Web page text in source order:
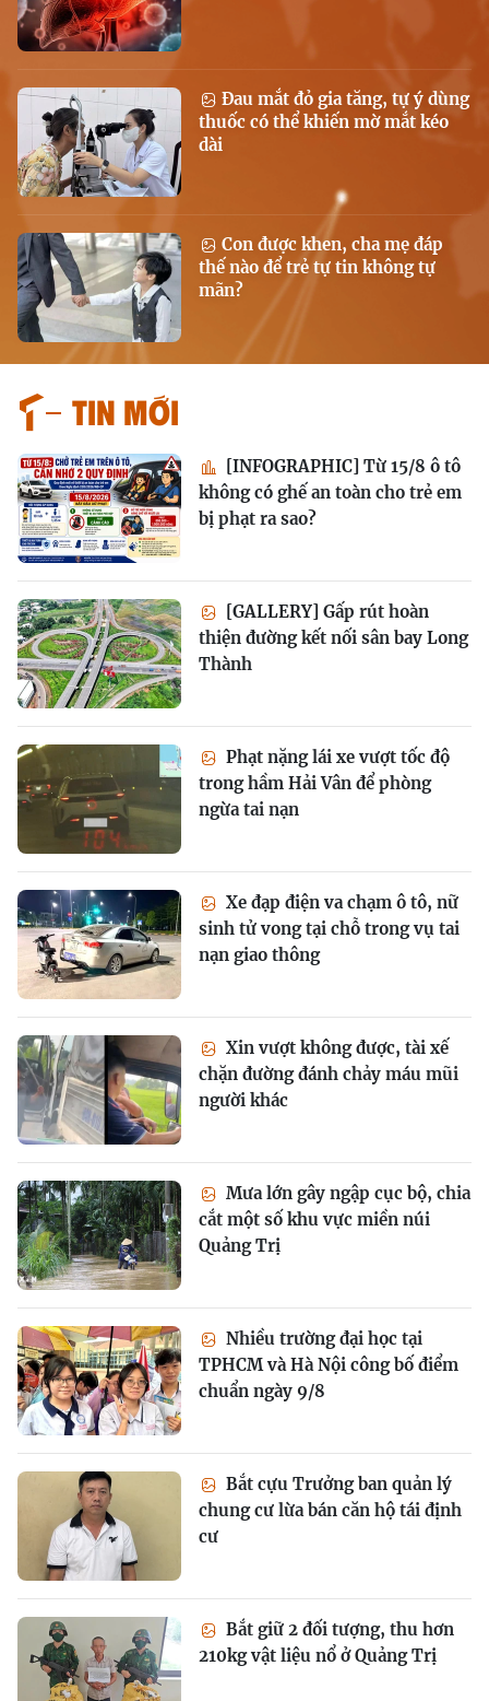
Đau mắt đỏ gia tăng, tự ý dùng
thuốc có thể khiến mờ mắt kéo
dài
Con được khen, cha mẹ đáp
thế nào để trẻ tự tin không tự
mãn?
Tin mới
[INFOGRAPHIC] Từ 15/8 ô tô
không có ghế an toàn cho trẻ em
bị phạt ra sao?
[GALLERY] Gấp rút hoàn
thiện đường kết nối sân bay Long
Thành
Phạt nặng lái xe vượt tốc độ
trong hầm Hải Vân để phòng
ngừa tai nạn
Xe đạp điện va chạm ô tô, nữ
sinh tử vong tại chỗ trong vụ tai
nạn giao thông
Xin vượt không được, tài xế
chặn đường đánh chảy máu mũi
người khác
Mưa lớn gây ngập cục bộ, chia
cắt một số khu vực miền núi
Quảng Trị
Nhiều trường đại học tại
TPHCM và Hà Nội công bố điểm
chuẩn ngày 9/8
Bắt cựu Trưởng ban quản lý
chung cư lừa bán căn hộ tái định
cư
Bắt giữ 2 đối tượng, thu hơn
210kg vật liệu nổ ở Quảng Trị